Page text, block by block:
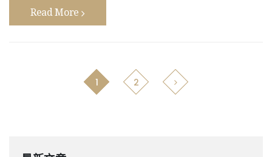
Read More
1 2